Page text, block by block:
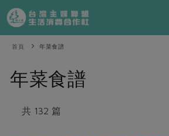
產品分類
當季蔬果
一籃菜
芽苗類
食譜料理
首頁 年菜食譜
年菜食譜
共 132 篇